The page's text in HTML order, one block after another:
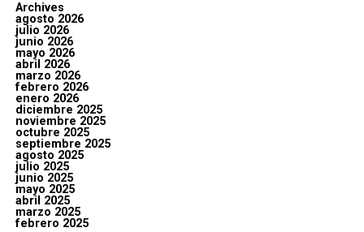
Archives
agosto 2026
julio 2026
junio 2026
mayo 2026
abril 2026
marzo 2026
febrero 2026
enero 2026
diciembre 2025
noviembre 2025
octubre 2025
septiembre 2025
agosto 2025
julio 2025
junio 2025
mayo 2025
abril 2025
marzo 2025
febrero 2025